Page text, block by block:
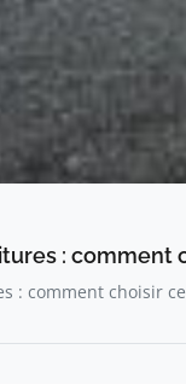
: comment
: comment choisir